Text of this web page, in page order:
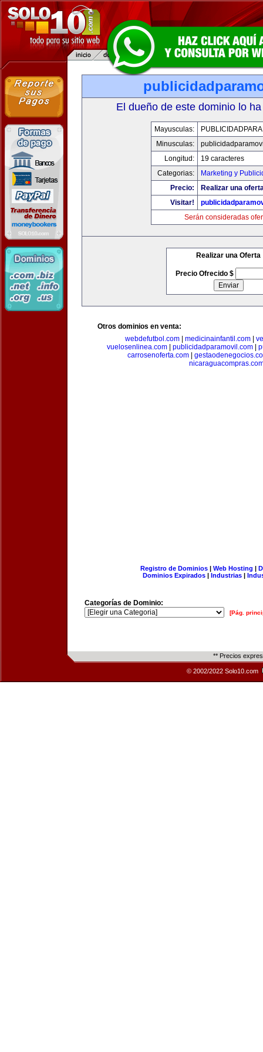
El dueño de este dominio lo
Mayusculas:
Minusculas:
Longitud:
19 caracteres
Categorias:
Marketing y
Precio:
Realizar una
Visitar!
Serán consideradas
Realizar una Oferta
Precio Ofrecido $
Otros dominios en venta:
webdefutbol.com| medicinainfantil.com|
vuelosenlinea.com
publicidadparamovil.com
carrosenoferta.com
Registro de Dominios| Web Hosting |
Dominios Expirados | Industrias |
Categorías de Dominio:
[Pág.
** Precios
© 2002/2022 Solo10.com